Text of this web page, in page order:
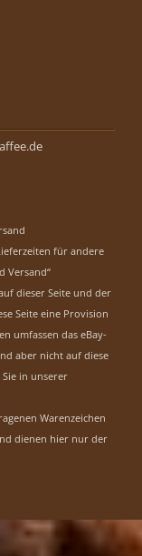
für andere
Versand“
dieser Seite und der
Seite eine Provision
umfassen das eBay-
aber nicht auf diese
in unserer
Warenzeichen
dienen hier nur der